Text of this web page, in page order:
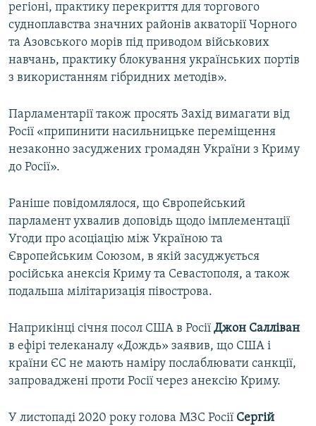
регіоні, практику перекриття для торгового
судноплавства значних районів акваторії Чорного
та Азовського морів під приводом військових
навчань, практику блокування українських портів
з використанням гібридних методів».
Парламентарії також просять Захід вимагати від
Росії «припинити насильницьке переміщення
незаконно засуджених громадян України з Криму
до Росії».
Раніше повідомлялося, що Європейський
парламент ухвалив доповідь щодо імплементації
Угоди про асоціацію між Україною та
Європейським Союзом, в якій засуджується
російська анексія Криму та Севастополя, а також
подальша мілітаризація півострова.
Наприкінці січня посол США в Росії Джон Салліван
в ефірі телеканалу «Дождь» заявив, що США і
країни ЄС не мають наміру послаблювати санкції,
запроваджені проти Росії через анексію Криму.
У листопаді 2020 року голова МЗС Росії Сергій